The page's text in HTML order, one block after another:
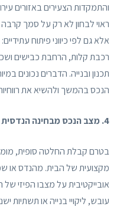
והתמקדות הצעירים באזורים
ראוי לבחון לא רק על סמך
אלא גם לפי כיווני פיתוח
רכבת קלות, הרחבת כבישים
תכנון ובנייה. הדברים נכונים
הנכס בהמשך ולהשיא את
4. מצב הנכס מבחינה הנדסית
בטרם קבלת החלטה סופית,
מקצועית של הבית. מהנדס או
אובייקטיבית על מצבו הפיזי
עובש, ליקויי בנייה או תשתיות